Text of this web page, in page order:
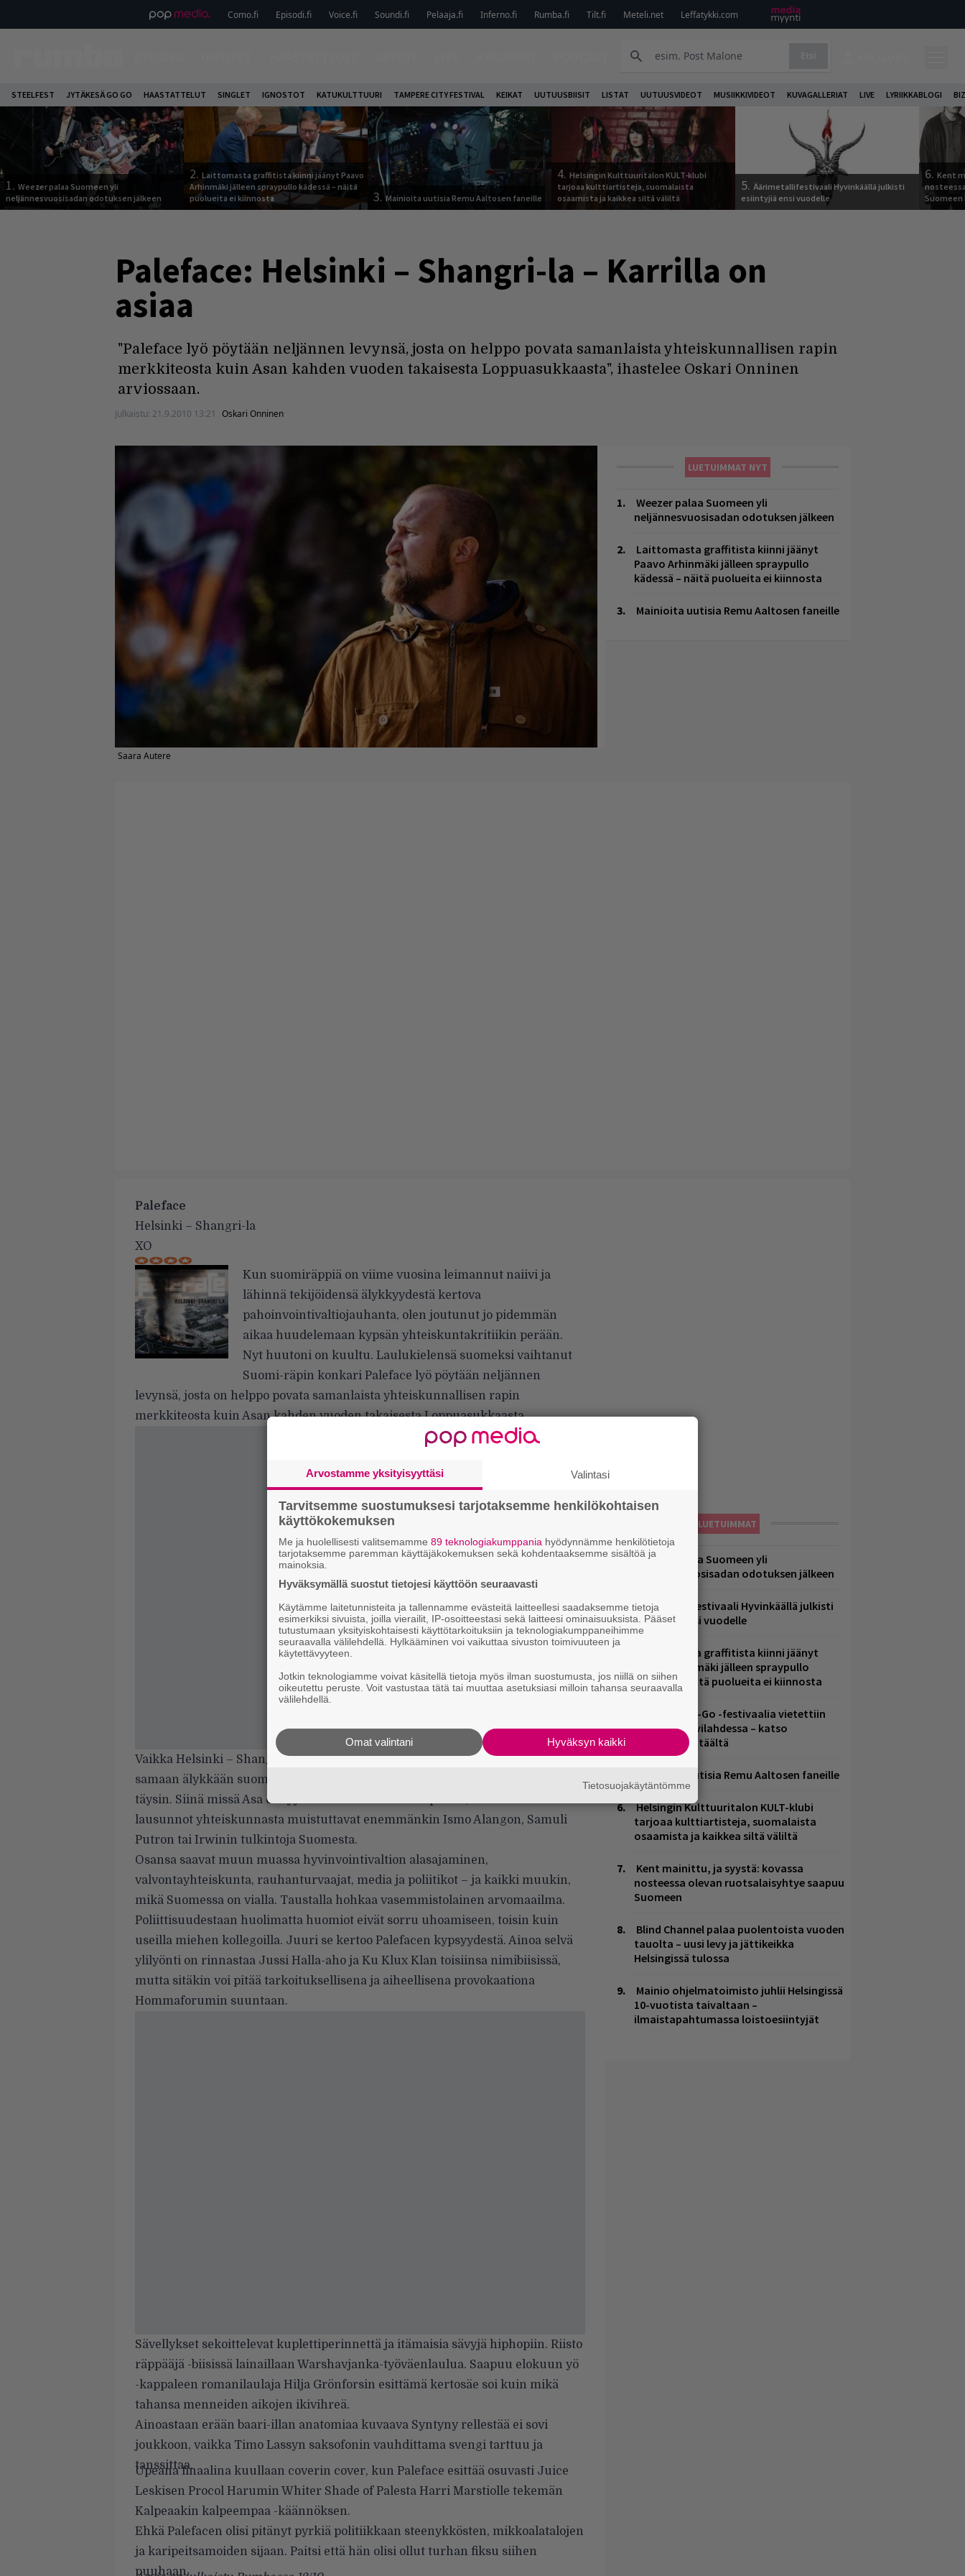
Como.fi Episodi.fi Voice.fi Soundi.fi Pelaaja.fi Inferno.fi Rumba.fi Tilt.fi Meteli.net Leffatykki.com
STEELFEST JYTÄKESÄ GO GO HAASTATTELUT SINGLET IGNOSTOT KATUKULTTUURI TAMPERE CITY FESTIVAL KEIKAT UUTUUSBIISIT LISTAT UUTUUSVIDEOT MUSIIKKIVIDEOT KUVAGALLERIAT LIVE LYRIIKKABLOGI
1. Weezer palaa Suomeen yli
neljännesvuosisadan odotuksen jälkeen
2. Laittomasta graffitista kiinni jäänyt Paavo
Arhinmäki jälleen spraypullo kädessä – näitä
puolueita ei kiinnosta
3.Mainioita uutisia Remu Aaltosen faneille
4. Helsingin Kulttuuritalon KULT-klubi
tarjoaa kulttiartisteja, suomalaista
osaamista ja kaikkea siltä väliltä
5. Äärimetallifestivaali Hyvinkäällä julkisti
esiintyjiä ensi vuodelle
6. Kent
Suomeen
Paleface: Helsinki – Shangri-la – Karrilla on
asiaa
"Paleface lyö pöytään neljännen levynsä, josta on helppo povata samanlaista yhteiskunnallisen rapin
merkkiteosta kuin Asan kahden vuoden takaisesta Loppuasukkaasta", ihastelee Oskari Onninen
arviossaan.
Julkaistu: 21.9.2010 13:21 Oskari Onninen
Saara Autere
LUETUIMMAT NYT
Weezer palaa Suomeen yli
neljännesvuosisadan odotuksen jälkeen
Laittomasta graffitista kiinni jäänyt
Paavo Arhinmäki jälleen spraypullo
kädessä – näitä puolueita ei kiinnosta
Mainioita uutisia Remu Aaltosen faneille
Paleface
Helsinki – Shangri-la
XO
Kun suomiräppiä on viime vuosina leimannut naiivi ja
lähinnä tekijöidensä älykkyydestä kertova
pahoinvointivaltiojauhanta, olen joutunut jo pidemmän
aikaa huudelemaan kypsän yhteiskuntakritiikin perään.
Nyt huutoni on kuultu. Laulukielensä suomeksi vaihtanut
Suomi-räpin konkari Paleface lyö pöytään neljännen
levynsä, josta on helppo povata samanlaista yhteiskunnallisen rapin
merkkiteosta kuin Asan kahden vuoden takaisesta Loppuasukkaasta.
Vaikka Helsinki – Shangri-lan jälkeen Paleface ja Asa putoavat molemmat
samaan älykkään suomirapin lokeroon, heidän tyylinsä eroavat toisistaan
täysin. Siinä missä Asa on lyyrikko runollisimmasta päästä, Palefacen selkeät
lausunnot yhteiskunnasta muistuttavat enemmänkin Ismo Alangon, Samuli
Putron tai Irwinin tulkintoja Suomesta.
Osansa saavat muun muassa hyvinvointivaltion alasajaminen,
valvontayhteiskunta, rauhanturvaajat, media ja poliitikot – ja kaikki muukin,
mikä Suomessa on vialla. Taustalla hohkaa vasemmistolainen arvomaailma.
Poliittisuudestaan huolimatta huomiot eivät sorru uhoamiseen, toisin kuin
useilla miehen kollegoilla. Juuri se kertoo Palefacen kypsyydestä. Ainoa selvä
ylilyönti on rinnastaa Jussi Halla-aho ja Ku Klux Klan toisiinsa nimibiisissä,
mutta sitäkin voi pitää tarkoituksellisena ja aiheellisena provokaationa
Hommaforumin suuntaan.
Sävellykset sekoittelevat kuplettiperinnettä ja itämaisia sävyjä hiphopiin. Riisto
räppääjä -biisissä lainaillaan Warshavjanka-työväenlaulua. Saapuu elokuun yö
-kappaleen romanilaulaja Hilja Grönforsin esittämä kertosäe soi kuin mikä
tahansa menneiden aikojen ikivihreä.
Ainoastaan erään baari-illan anatomiaa kuvaava Syntyny rellestää ei sovi
joukkoon, vaikka Timo Lassyn saksofonin vauhdittama svengi tarttuu ja
tanssittaa.
Upeana finaalina kuullaan coverin cover, kun Paleface esittää osuvasti Juice
Leskisen Procol Harumin Whiter Shade of Palesta Harri Marstiolle tekemän
Kalpeaakin kalpeempaa -käännöksen.
Ehkä Palefacen olisi pitänyt pyrkiä politiikkaan steenykkösten, mikkoalatalojen
ja karipeitsamoiden sijaan. Paitsi että hän olisi ollut turhan fiksu siihen
puuhaan.
LUETUIMMAT
Weezer palaa Suomeen yli
neljännesvuosisadan odotuksen jälkeen
Äärimetallifestivaali Hyvinkäällä julkisti
esiintyjiä ensi vuodelle
Laittomasta graffitista kiinni jäänyt
Paavo Arhinmäki jälleen spraypullo
kädessä – näitä puolueita ei kiinnosta
Jytäkesä Go-Go -festivaalia vietettiin
Helsingin Suvilahdessa – katso
kuvagalleria täältä
Mainioita uutisia Remu Aaltosen faneille
Helsingin Kulttuuritalon KULT-klubi
tarjoaa kulttiartisteja, suomalaista
osaamista ja kaikkea siltä väliltä
Kent mainittu, ja syystä: kovassa
nosteessa olevan ruotsalaisyhtye saapuu
Suomeen
Blind Channel palaa puolentoista vuoden
tauolta – uusi levy ja jättikeikka
Helsingissä tulossa
Mainio ohjelmatoimisto juhlii Helsingissä
10-vuotista taivaltaan –
ilmaistapahtumassa loistoesiintyjät
Arvostamme yksityisyyttäsi Valintasi
Tarvitsemme suostumuksesi tarjotaksemme henkilökohtaisen
käyttökokemuksen
Me ja huolellisesti valitsemamme 89 teknologiakumppania hyödynnämme henkilötietoja
tarjotaksemme paremman käyttäjäkokemuksen sekä kohdentaaksemme sisältöä ja
mainoksia.
Hyväksymällä suostut tietojesi käyttöön seuraavasti
Käytämme laitetunnisteita ja tallennamme evästeitä laitteellesi saadaksemme tietoja
esimerkiksi sivuista, joilla vierailit, IP-osoitteestasi sekä laitteesi ominaisuuksista. Pääset
tutustumaan yksityiskohtaisesti käyttötarkoituksiin ja teknologiakumppaneihimme
seuraavalla välilehdellä. Hylkääminen voi vaikuttaa sivuston toimivuuteen ja
käytettävyyteen.
Jotkin teknologiamme voivat käsitellä tietoja myös ilman suostumusta, jos niillä on siihen
oikeutettu peruste. Voit vastustaa tätä tai muuttaa asetuksiasi milloin tahansa seuraavalla
välilehdellä.
Hyväksyn kaikki
Omat valintani
Tietosuojakäytäntömme